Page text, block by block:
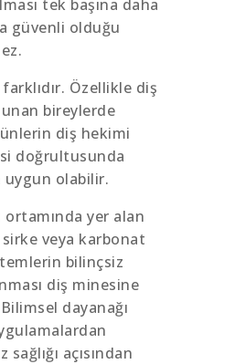
tek başına daha
güvenli olduğu
farklıdır. Özellikle diş
bireylerde
diş hekimi
doğrultusunda
uygun olabilir.
yer alan
veya karbonat
bilinçsiz
diş minesine
dayanağı
sağlığı açısından